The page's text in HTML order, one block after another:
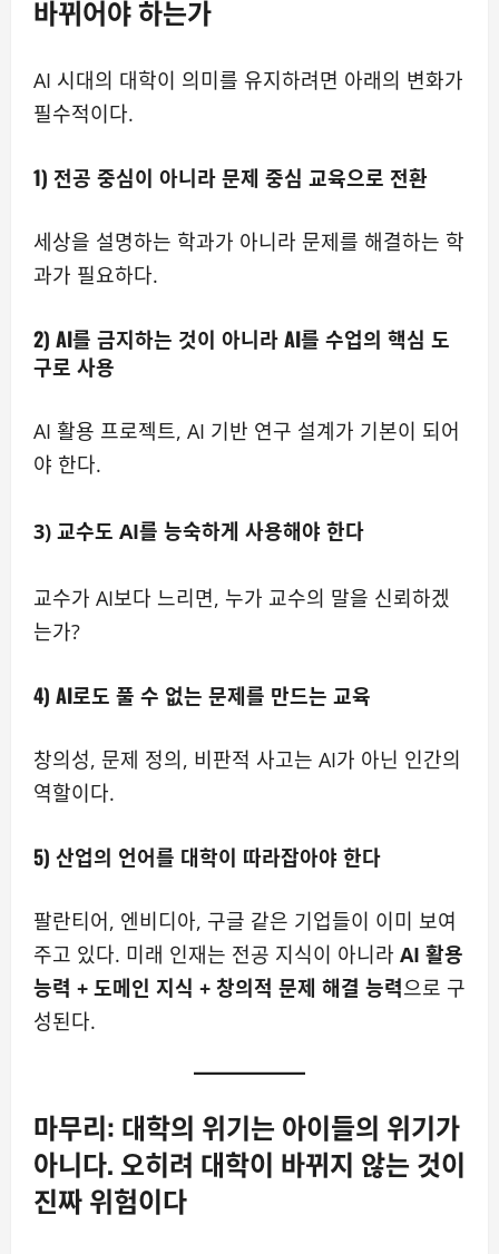
바뀌어야 하는가
AI 시대의 대학이 의미를 유지하려면 아래의 변화가
필수적이다.
1) 전공 중심이 아니라 문제 중심 교육으로 전환
세상을 설명하는 학과가 아니라 문제를 해결하는 학
과가 필요하다.
2) AI를 금지하는 것이 아니라 AI를 수업의 핵심 도
구로 사용
AI 활용 프로젝트, AI 기반 연구 설계가 기본이 되어
야 한다.
3) 교수도 AI를 능숙하게 사용해야 한다
교수가 AI보다 느리면, 누가 교수의 말을 신뢰하겠
는가?
4) AI로도 풀 수 없는 문제를 만드는 교육
창의성, 문제 정의, 비판적 사고는 AI가 아닌 인간의
역할이다.
5) 산업의 언어를 대학이 따라잡아야 한다
팔란티어, 엔비디아, 구글 같은 기업들이 이미 보여
주고 있다. 미래 인재는 전공 지식이 아니라 AI 활용
능력 + 도메인 지식 + 창의적 문제 해결 능력으로 구
성된다.
마무리: 대학의 위기는 아이들의 위기가
아니다. 오히려 대학이 바뀌지 않는 것이
진짜 위험이다